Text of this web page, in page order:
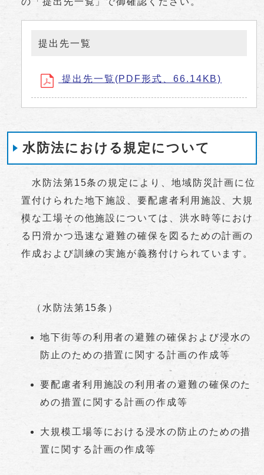
提出先一覧
提出先一覧(PDF形式、66.14KB)
水防法における規定について
水防法第15条の規定により、地域防災計画に位
置付けられた地下施設、要配慮者利用施設、大規
模な工場その他施設については、洪水時等におけ
る円滑かつ迅速な避難の確保を図るための計画の
作成および訓練の実施が義務付けられています。
（水防法第15条）
地下街等の利用者の避難の確保および浸水の
防止のための措置に関する計画の作成等
要配慮者利用施設の利用者の避難の確保のた
めの措置に関する計画の作成等
大規模工場等における浸水の防止のための措
置に関する計画の作成等